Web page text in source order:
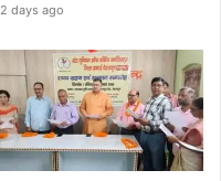
2 days ago